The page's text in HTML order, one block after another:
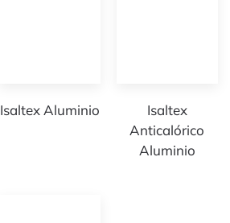
Isaltex Aluminio
Isaltex
Anticalórico
Aluminio